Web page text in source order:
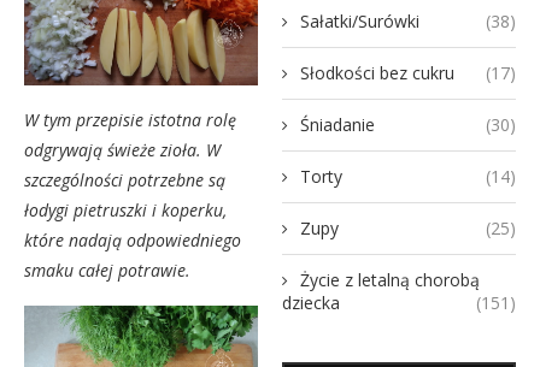
W tym przepisie istotna rolę
odgrywają świeże zioła. W
szczególności potrzebne są
łodygi pietruszki i koperku,
które nadają odpowiedniego
smaku całej potrawie.
Sałatki/Surówki (38)
Słodkości bez cukru (17)
Śniadanie (30)
Torty (14)
Zupy (25)
Życie z letalną chorobą
dziecka
(151)